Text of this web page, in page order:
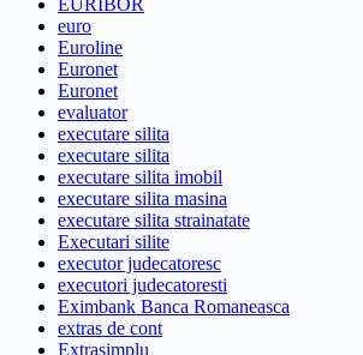
euro
Euroline
Euronet
Euronet
evaluator
executare silita
executare silita
executare silita imobil
executare silita masina
executare silita strainatate
Executari silite
executor judecatoresc
executori judecatoresti
Eximbank Banca Romaneasca
extras de cont
Extrasimplu